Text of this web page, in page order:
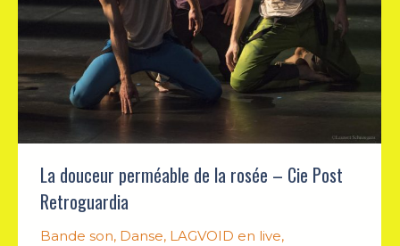
La douceur perméable de la rosée – Cie Post
Retroguardia
Bande son, Danse, LAGVOID en live,